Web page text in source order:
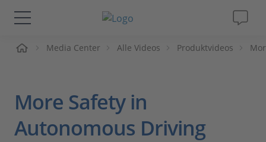
Lösungen & Produkte
Videos
Media Center Alle Videos Produktvideos
More Safety in
Autonomous Driving